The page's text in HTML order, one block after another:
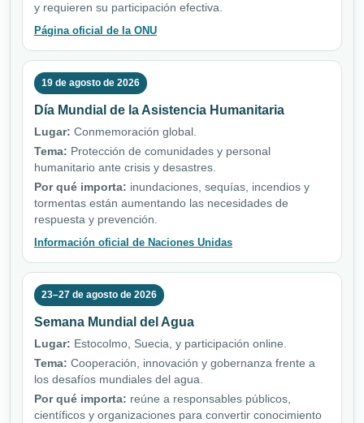
y requieren su participación efectiva.
Página oficial de la ONU
19 de agosto de 2026
Día Mundial de la Asistencia Humanitaria
Lugar: Conmemoración global.
Tema: Protección de comunidades y personal
humanitario ante crisis y desastres.
Por qué importa: inundaciones, sequías, incendios y
tormentas están aumentando las necesidades de
respuesta y prevención.
Información oficial de Naciones Unidas
23–27 de agosto de 2026
Semana Mundial del Agua
Lugar: Estocolmo, Suecia, y participación online.
Tema: Cooperación, innovación y gobernanza frente a
los desafíos mundiales del agua.
Por qué importa: reúne a responsables públicos,
científicos y organizaciones para convertir conocimiento